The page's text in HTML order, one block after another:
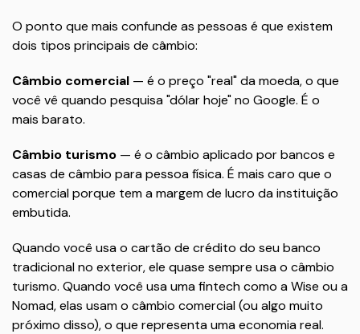
O ponto que mais confunde as pessoas é que existem
dois tipos principais de câmbio:
Câmbio comercial — é o preço "real" da moeda, o que
você vê quando pesquisa "dólar hoje" no Google. É o
mais barato.
Câmbio turismo — é o câmbio aplicado por bancos e
casas de câmbio para pessoa física. É mais caro que o
comercial porque tem a margem de lucro da instituição
embutida.
Quando você usa o cartão de crédito do seu banco
tradicional no exterior, ele quase sempre usa o câmbio
turismo. Quando você usa uma fintech como a Wise ou a
Nomad, elas usam o câmbio comercial (ou algo muito
próximo disso), o que representa uma economia real.